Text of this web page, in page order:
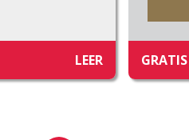
LEER GRATIS